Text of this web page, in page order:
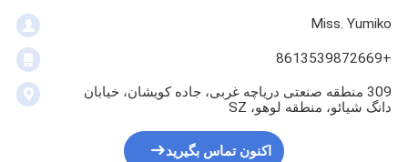
Miss. Yumiko
+8613539872669
309 منطقه صنعتی دریاچه غربی، جاده کویشان، خیابان
دانگ شیائو، منطقه لوهو، SZ
اکنون تماس بگیرید